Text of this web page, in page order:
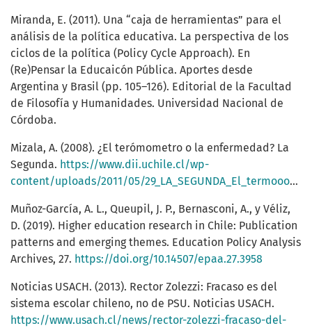
Miranda, E. (2011). Una “caja de herramientas” para el
análisis de la política educativa. La perspectiva de los
ciclos de la política (Policy Cycle Approach). En
(Re)Pensar la Educaicón Pública. Aportes desde
Argentina y Brasil (pp. 105–126). Editorial de la Facultad
de Filosofía y Humanidades. Universidad Nacional de
Córdoba.
Mizala, A. (2008). ¿El terómometro o la enfermedad? La
Segunda. https://www.dii.uchile.cl/wp-
content/uploads/2011/05/29_LA_SEGUNDA_El_termooometro_o_la_enfermedad__columna_Alejandra_Mizala.pdf
Muñoz-García, A. L., Queupil, J. P., Bernasconi, A., y Véliz,
D. (2019). Higher education research in Chile: Publication
patterns and emerging themes. Education Policy Analysis
Archives, 27. https://doi.org/10.14507/epaa.27.3958
Noticias USACH. (2013). Rector Zolezzi: Fracaso es del
sistema escolar chileno, no de PSU. Noticias USACH.
https://www.usach.cl/news/rector-zolezzi-fracaso-del-